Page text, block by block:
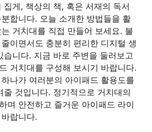
집게, 책상의 책, 혹은 서재의 독서
합니다. 오늘 소개한 방법들을 활
거치대를 직접 만들어 보세요. 불
이면서도 충분히 편리한 디지털 생
습니다. 지금 바로 주변을 둘러보고
거치대를 구성해 보시기 바랍니다.
나가 여러분의 아이패드 활용도를
줄 것입니다. 정기적으로 거치대의
며 안전하고 즐거운 아이패드 라이
랍니다.